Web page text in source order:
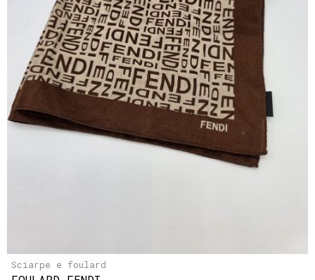
Sciarpe e foulard